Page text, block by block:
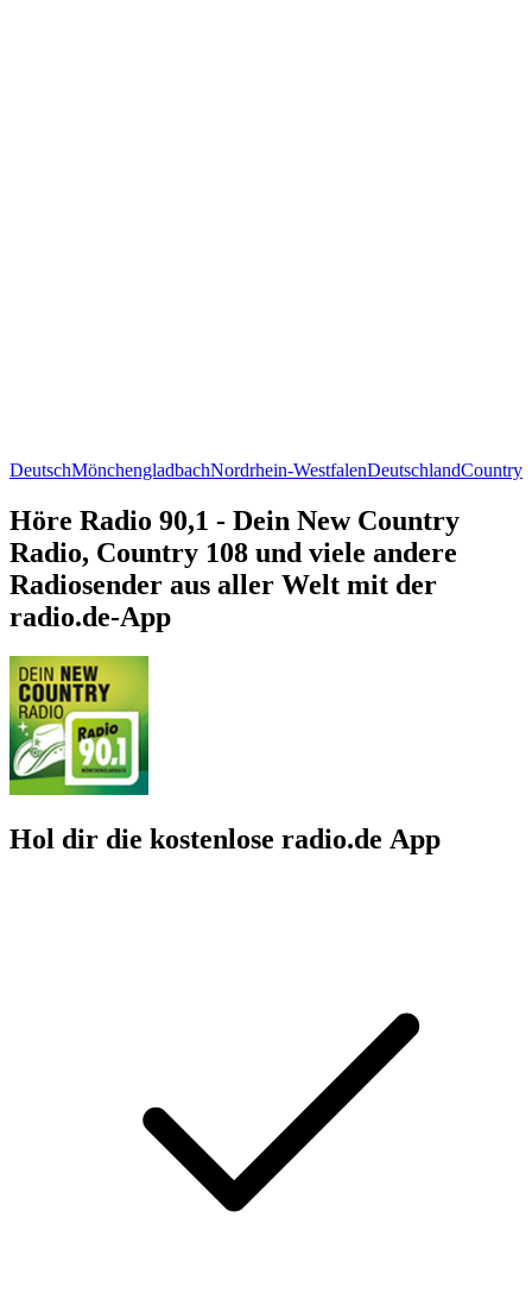
DeutschMönchengladbachNordrhein-WestfalenDeutschlandCountry
Höre Radio 90,1 - Dein New Country
Radio, Country 108 und viele andere
Radiosender aus aller Welt mit der
radio.de-App
Hol dir die kostenlose radio.de App